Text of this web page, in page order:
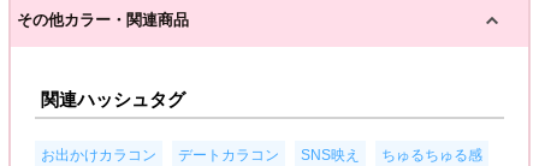
その他カラー・関連商品
関連ハッシュタグ
お出かけカラコン デートカラコン SNS映え ちゅるちゅる感